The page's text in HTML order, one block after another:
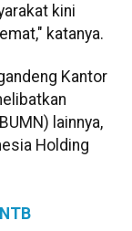
kini
katanya.
Kantor
lainnya,
Holding